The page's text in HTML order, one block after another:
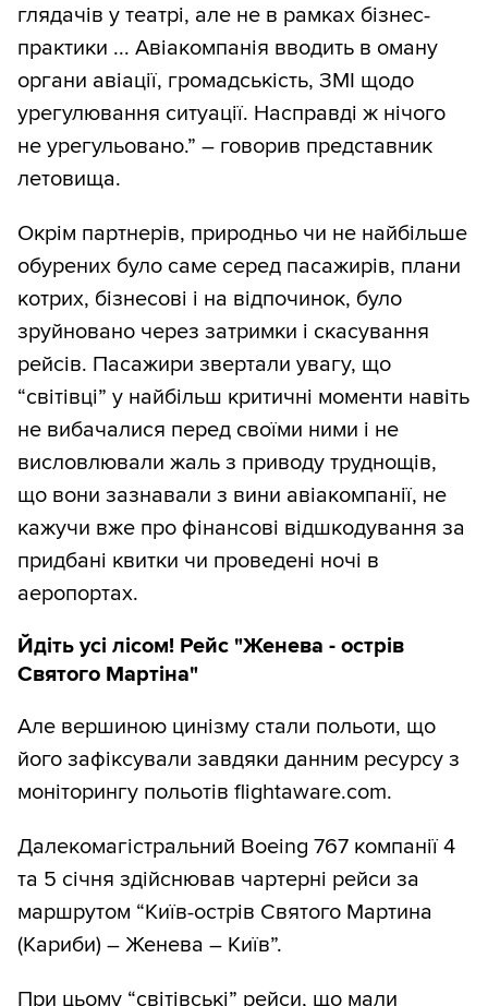
глядачів у театрі, але не в рамках бізнес-
практики ... Авіакомпанія вводить в оману
органи авіації, громадськість, ЗМІ щодо
урегулювання ситуації. Насправді ж нічого
не урегульовано.” – говорив представник
летовища.
Окрім партнерів, природньо чи не найбільше
обурених було саме серед пасажирів, плани
котрих, бізнесові і на відпочинок, було
зруйновано через затримки і скасування
рейсів. Пасажири звертали увагу, що
“світівці” у найбільш критичні моменти навіть
не вибачалися перед своїми ними і не
висловлювали жаль з приводу труднощів,
що вони зазнавали з вини авіакомпанії, не
кажучи вже про фінансові відшкодування за
придбані квитки чи проведені ночі в
аеропортах.
Йдіть усі лісом! Рейс "Женева - острів
Святого Мартіна"
Але вершиною цинізму стали польоти, що
його зафіксували завдяки данним ресурсу з
моніторингу польотів flightaware.com.
Далекомагістральний Boeing 767 компанії 4
та 5 січня здійснював чартерні рейси за
маршрутом “Київ-острів Святого Мартина
(Кариби) – Женева – Київ”.
При цьому “світівські” рейси, що мали